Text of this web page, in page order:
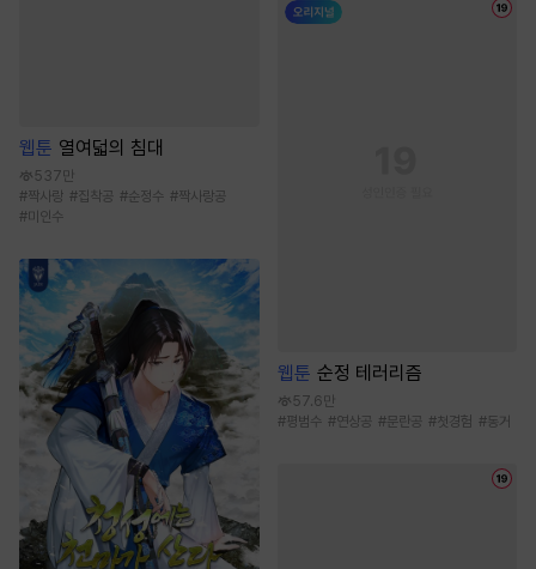
웹툰 열여덟의 침대
537만
#짝사랑 #집착공 #순정수 #짝사랑공
#미인수
웹툰 순정 테러리즘
57.6만
#평범수 #연상공 #문란공 #첫경험 #동거